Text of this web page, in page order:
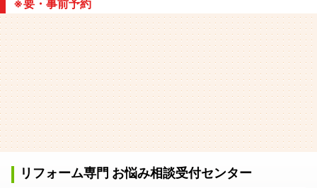
※要・事前予約
リフォーム専門 お悩み相談受付センター